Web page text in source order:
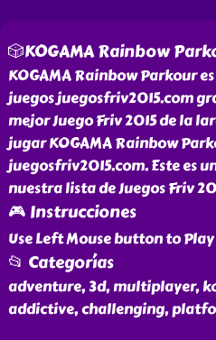
🎲KOGAMA Rainbow
KOGAMA Rainbow Parkour
juegos juegosfriv2015.com
mejor Juego Friv 2015 de la
jugar KOGAMA Rainbow
juegosfriv2015.com. Este es
nuestra lista de Juegos Friv
🎮 Instrucciones
Use Left Mouse button to Play
📂 Categorías
adventure, 3d, multiplayer,
addictive, challenging,